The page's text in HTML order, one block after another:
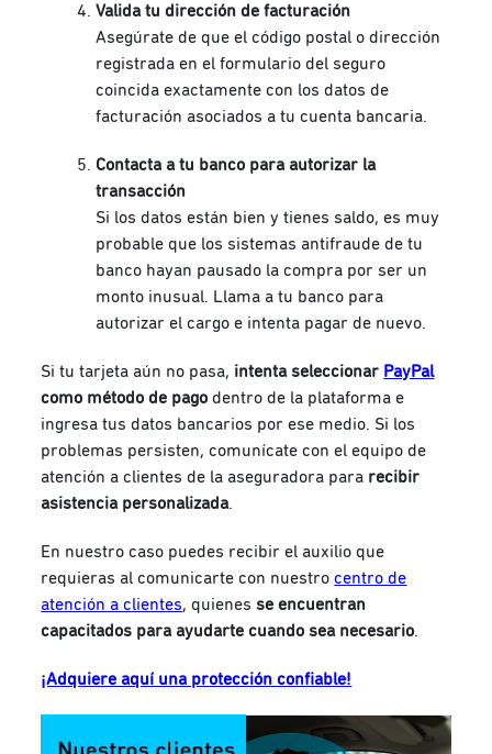
Valida tu dirección de facturación
Asegúrate de que el código postal o dirección
registrada en el formulario del seguro
coincida exactamente con los datos de
facturación asociados a tu cuenta bancaria.
Contacta a tu banco para autorizar la
transacción
Si los datos están bien y tienes saldo, es muy
probable que los sistemas antifraude de tu
banco hayan pausado la compra por ser un
monto inusual. Llama a tu banco para
autorizar el cargo e intenta pagar de nuevo.
Si tu tarjeta aún no pasa, intenta seleccionar PayPal
como método de pago dentro de la plataforma e
ingresa tus datos bancarios por ese medio. Si los
problemas persisten, comunícate con el equipo de
atención a clientes de la aseguradora para recibir
asistencia personalizada.
En nuestro caso puedes recibir el auxilio que
requieras al comunicarte con nuestrocentro de
atención a clientes, quienesse encuentran
capacitados para ayudarte cuando sea necesario.
¡Adquiere aquí una protección confiable!